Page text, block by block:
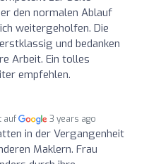
den normalen Ablauf
weitergeholfen. Die
und bedanken
Arbeit. Ein tolles
empfehlen.
auf 3 years ago
in der Vergangenheit
Maklern. Frau